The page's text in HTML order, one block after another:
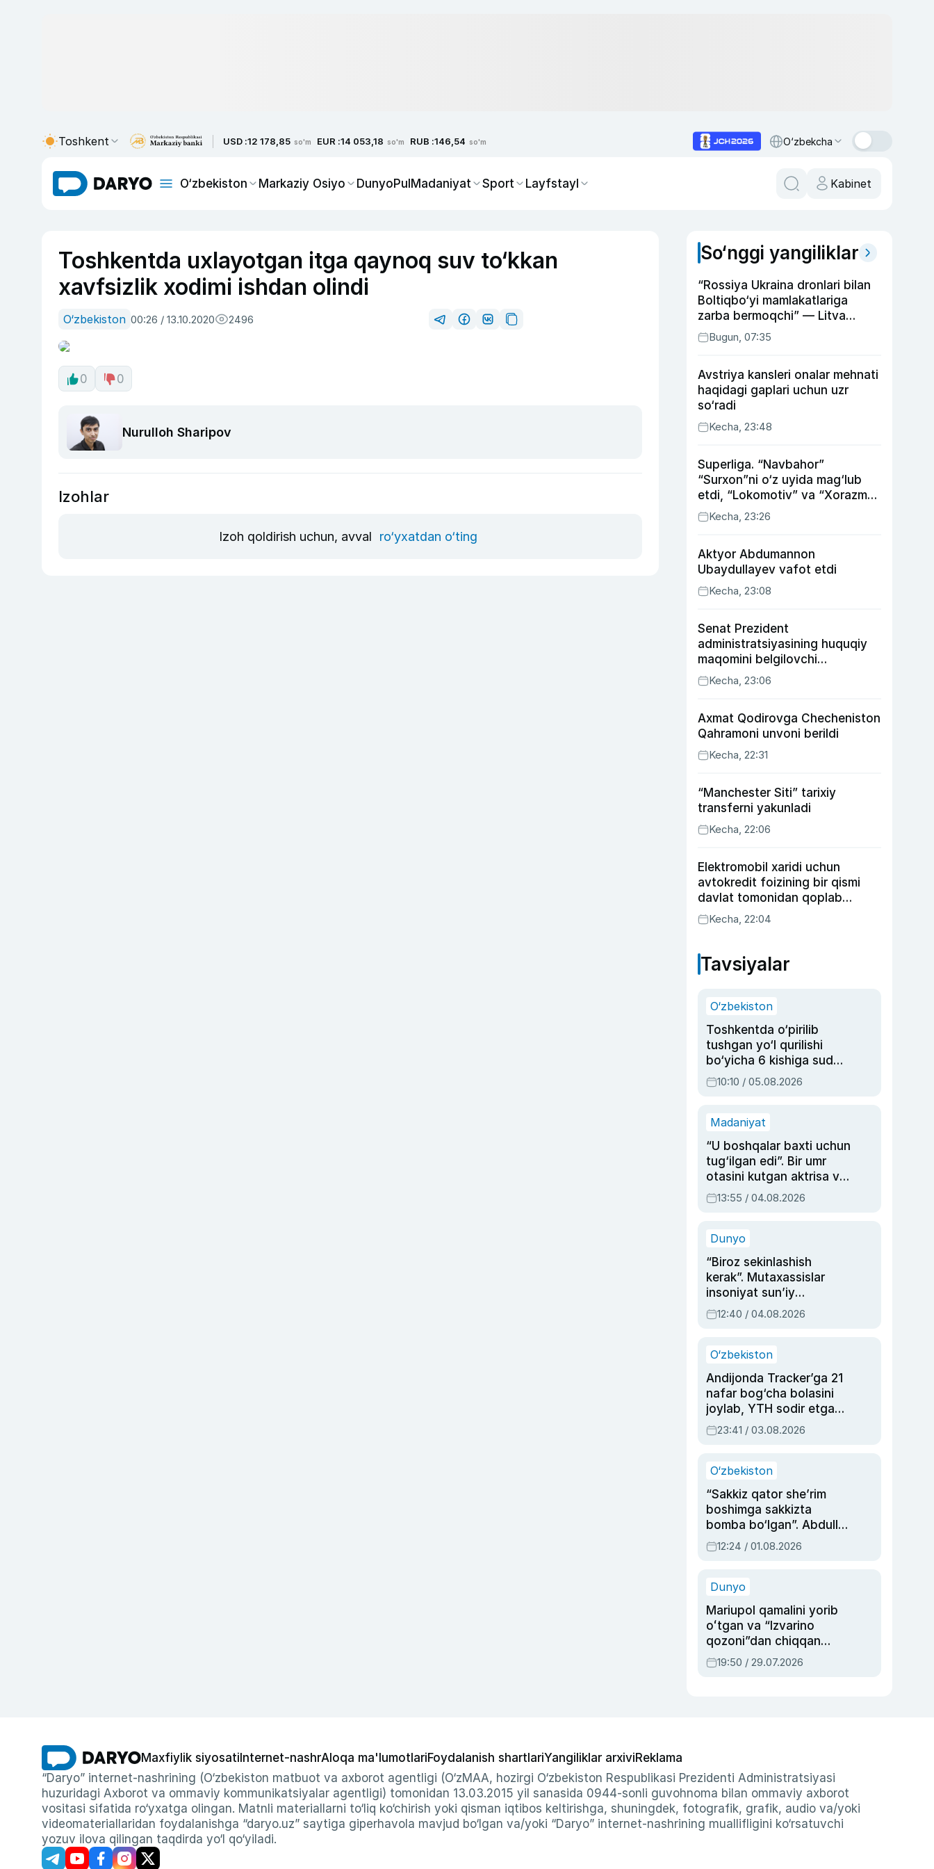
Toshkent USD :12 178,85 so'm EUR :14 053,18 so'm RUB :146,54 so'm O‘zbekcha
O‘zbekiston Markaziy Osiyo DunyoPulMadaniyat Sport Layfstayl Kabinet
Toshkentda uxlayotgan itga qaynoq suv to‘kkan
xavfsizlik xodimi ishdan olindi
O‘zbekiston 00:26 / 13.10.2020 2496
0 0
Nurulloh Sharipov
Izohlar
Izoh qoldirish uchun, avval ro‘yxatdan o‘ting
So‘nggi yangiliklar
“Rossiya Ukraina dronlari bilan
Boltiqbo‘yi mamlakatlariga
zarba bermoqchi” — Litva
mudofaa vaziri
Bugun, 07:35
Avstriya kansleri onalar mehnati
haqidagi gaplari uchun uzr
so‘radi
Kecha, 23:48
Superliga. “Navbahor”
“Surxon”ni o‘z uyida mag‘lub
etdi, “Lokomotiv” va “Xorazm”
uyda g‘alaba qozondi
Kecha, 23:26
Aktyor Abdu­mannon
Ubaydullayev vafot etdi
Kecha, 23:08
Senat Prezident
administratsiyasining huquqiy
maqomini belgilovchi
konstitutsiyaviy qonunni
ma’qulladi
Kecha, 23:06
Axmat Qodirovga Checheniston
Qahramoni unvoni berildi
Kecha, 22:31
“Manchester Siti” tarixiy
transferni yakunladi
Kecha, 22:06
Elektromobil xaridi uchun
avtokredit foizining bir qismi
davlat tomonidan qoplab
berilishi mumkin
Kecha, 22:04
Tavsiyalar
O‘zbekiston
Toshkentda o‘pirilib
tushgan yo‘l qurilishi
bo‘yicha 6 kishiga sud
hukmi o‘qildi
10:10 / 05.08.2026
Madaniyat
“U boshqalar baxti uchun
tug‘ilgan edi”. Bir umr
otasini kutgan aktrisa va
dublyaj ustasi Rimma
Ahmedovaning
13:55 / 04.08.2026
Dunyo
“Biroz sekinlashish
kerak”. Mutaxassislar
insoniyat sun’iy
intellektni boshqara
olmay qolishidan xavotir
12:40 / 04.08.2026
O‘zbekiston
Andijonda Tracker’ga 21
nafar bog‘cha bolasini
joylab, YTH sodir etgan
ayolga sud hukmi o‘qildi
23:41 / 03.08.2026
O‘zbekiston
“Sakkiz qator she’rim
boshimga sakkizta
bomba bo‘lgan”. Abdulla
Oripovni siyosiy
ayblovlardan asrab
12:24 / 01.08.2026
Dunyo
Mariupol qamalini yorib
oʻtgan va “Izvarino
qozoni”dan chiqqan
qahramon — Ukraina
armiyasi bosh
19:50 / 29.07.2026
Maxfiylik siyosati Internet-nashrAloqa ma'lumotlariFoydalanish shartlariYangiliklar arxiviReklama
“Daryo” internet-nashrining (O‘zbekiston matbuot va axborot agentligi (O‘zMAA, hozirgi O‘zbekiston Respublikasi Prezidenti Administratsiyasi
huzuridagi Axborot va ommaviy kommunikatsiyalar agentligi) tomonidan 13.03.2015 yil sanasida 0944-sonli guvohnoma bilan ommaviy axborot
vositasi sifatida ro‘yxatga olingan. Matnli materiallarni to‘liq ko‘chirish yoki qisman iqtibos keltirishga, shuningdek, fotografik, grafik, audio va/yoki
videomateriallaridan foydalanishga “daryo.uz” saytiga giperhavola mavjud bo‘lgan va/yoki “Daryo” internet-nashrining muallifligini ko‘rsatuvchi
yozuv ilova qilingan taqdirda yo‘l qo‘yiladi.